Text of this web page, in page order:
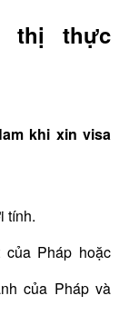
thị thực
khi xin visa
tính.
Pháp hoặc
của Pháp và